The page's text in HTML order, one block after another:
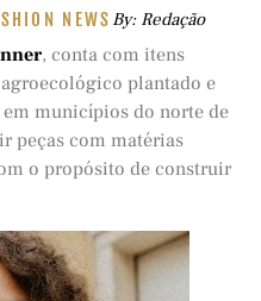
NEWS By: Redação
, conta com itens
plantado e
municípios do norte de
peças com matérias
o propósito de construir